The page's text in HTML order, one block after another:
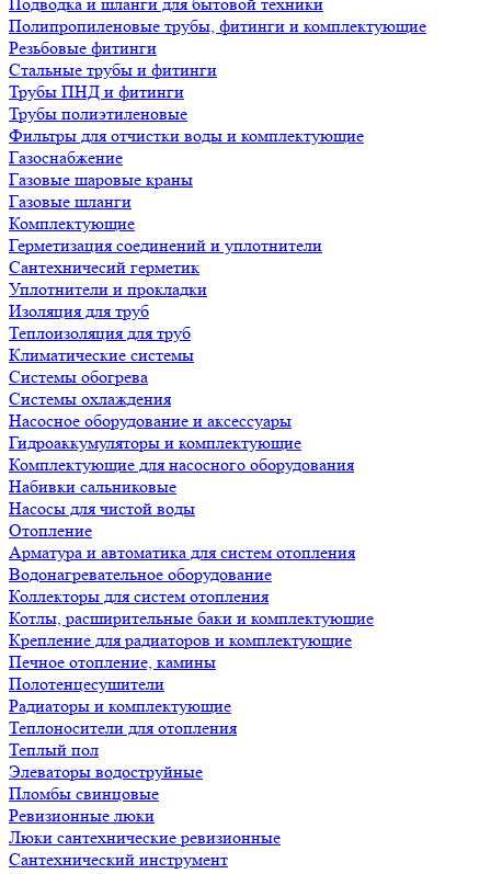
Полипропиленовые трубы, фитинги и комплектующие
Резьбовые фитинги
Стальные трубы и фитинги
Трубы ПНД и фитинги
Трубы полиэтиленовые
Фильтры для отчистки воды и комплектующие
Газоснабжение
Газовые шаровые краны
Газовые шланги
Комплектующие
Герметизация соединений и уплотнители
Сантехничесий герметик
Уплотнители и прокладки
Изоляция для труб
Теплоизоляция для труб
Климатические системы
Системы обогрева
Системы охлаждения
Насосное оборудование и аксессуары
Гидроаккумуляторы и комплектующие
Комплектующие для насосного оборудования
Набивки сальниковые
Насосы для чистой воды
Отопление
Арматура и автоматика для систем отопления
Водонагревательное оборудование
Коллекторы для систем отопления
Котлы, расширительные баки и комплектующие
Крепление для радиаторов и комплектующие
Печное отопление, камины
Полотенцесушители
Радиаторы и комплектующие
Теплоносители для отопления
Теплый пол
Элеваторы водоструйные
Пломбы свинцовые
Ревизионные люки
Люки сантехнические ревизионные
Сантехнический инструмент